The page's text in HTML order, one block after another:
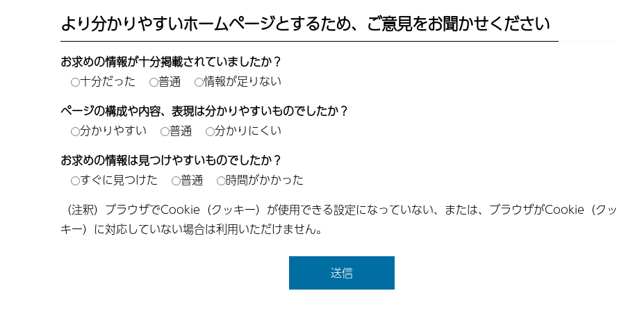
より分かりやすいホームページとするため、ご意見をお聞かせください
お求めの情報が十分掲載されていましたか？
十分だった
普通
情報が足りない
ページの構成や内容、表現は分かりやすいものでしたか？
分かりやすい
普通
分かりにくい
お求めの情報は見つけやすいものでしたか？
すぐに見つけた
普通
時間がかかった
（注釈）ブラウザでCookie（クッキー）が使用できる設定になっていない、または、ブラウザがCookie（クッ
キー）に対応していない場合は利用いただけません。